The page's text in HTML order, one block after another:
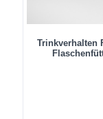
Trinkverhalten